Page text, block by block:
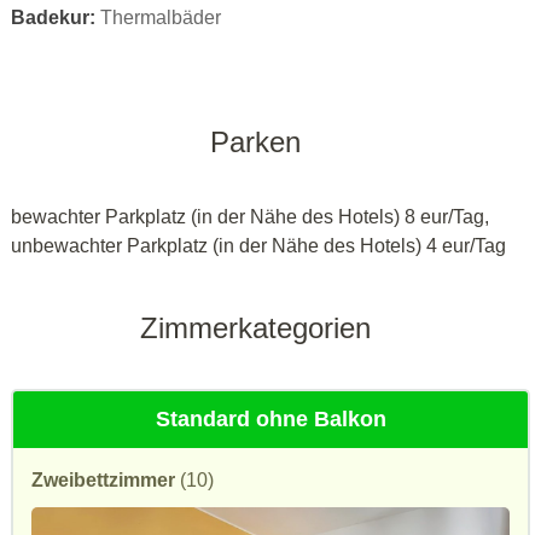
Badekur: Thermalbäder
Parken
bewachter Parkplatz (in der Nähe des Hotels) 8 eur/Tag,
unbewachter Parkplatz (in der Nähe des Hotels) 4 eur/Tag
Zimmerkategorien
Standard ohne Balkon
Zweibettzimmer (10)